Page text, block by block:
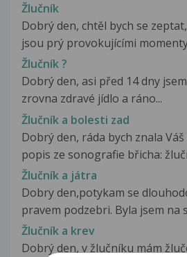
Žlučník
Dobrý den, chtěl bych se
jsou prý provokujícími
Žlučník ?
Dobrý den, asi před 14 dny
zrovna zdravé jídlo a ráno...
Žlučník a bolesti zad
Dobrý den, ráda bych znala
popis ze sonografie břicha:
Žlučník a játra
Dobry den,potykam se
pravem podzebri. Byla jsem na
Žlučník a krev
Dobrý den, v žlučníku mám